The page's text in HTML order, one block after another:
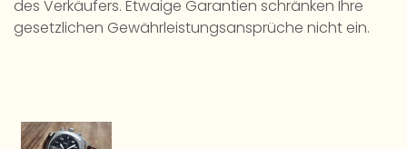
des Verkäufers. Etwaige Garantien schränken Ihre
gesetzlichen Gewährleistungsansprüche nicht ein.